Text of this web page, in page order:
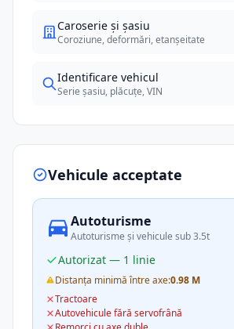
Caroserie și șasiu
Coroziune, deformări, etanșeitate
Identificare vehicul
Serie șasiu, plăcuțe, VIN
Vehicule acceptate
Autoturisme
Autoturisme și vehicule sub 3.5t
Autorizat — 1 linie
Distanța minimă între axe:0.98 M
Tractoare
Autovehicule fără servofrână